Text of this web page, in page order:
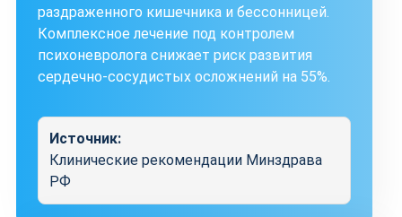
раздраженного кишечника и бессонницей.
Комплексное лечение под контролем
психоневролога снижает риск развития
сердечно-сосудистых осложнений на 55%.
Источник:
Клинические рекомендации Минздрава
РФ